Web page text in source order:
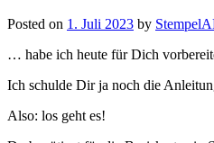
Posted on 1. Juli 2023 by
… habe ich heute für Dich
Ich schulde Dir ja noch die
Also: los geht es!